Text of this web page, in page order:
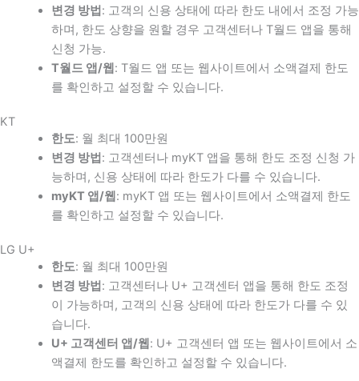
변경 방법 : 고객의 신용 상태에 따라 한도 내에서 조정 가능
하며, 한도 상향을 원할 경우 고객센터나 T월드 앱을 통해
신청 가능.
T월드 앱/웹 : T월드 앱 또는 웹사이트에서 소액결제 한도
를 확인하고 설정할 수 있습니다.
KT
한도: 월 최대 100만원
변경 방법 : 고객센터나 myKT 앱을 통해 한도 조정 신청 가
능하며, 신용 상태에 따라 한도가 다를 수 있습니다.
myKT 앱/웹 : myKT 앱 또는 웹사이트에서 소액결제 한도
를 확인하고 설정할 수 있습니다.
LG U+
한도: 월 최대 100만원
변경 방법 : 고객센터나 U+ 고객센터 앱을 통해 한도 조정
이 가능하며, 고객의 신용 상태에 따라 한도가 다를 수 있
습니다.
U+ 고객센터 앱/웹 : U+ 고객센터 앱 또는 웹사이트에서 소
액결제 한도를 확인하고 설정할 수 있습니다.